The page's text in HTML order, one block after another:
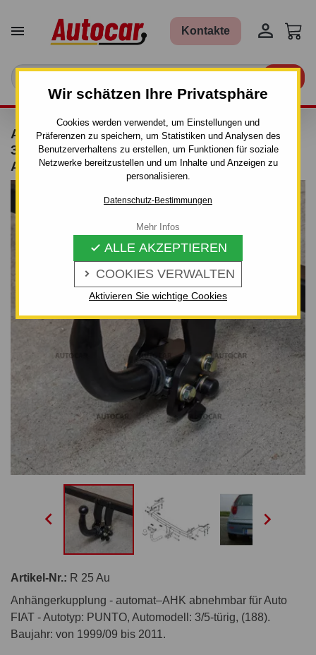
Wir schätzen Ihre Privatsphäre
Cookies werden verwendet, um Einstellungen und
Präferenzen zu speichern, um Statistiken und Analysen des
Benutzerverhaltens zu erstellen, um Funktionen für soziale
Netzwerke bereitzustellen und um Inhalte und Anzeigen zu
personalisieren.
Datenschutz-Bestimmungen
 COOKIES VERWALTEN
 ALLE AKZEPTIEREN
Aktivieren Sie wichtige Cookies
Mehr Infos
 Kontakte 
ANHÄNGERKUPPLUNG FÜR FIAT PUNTO -
3/5-TÜRIG., (188) - AUTOMAT–AHK
ABNEHMBAR - VON 1999/09
 
Artikel-Nr.: R 25 Au
Anhängerkupplung - automat–AHK abnehmbar für Auto
FIAT - Autotyp: PUNTO, Automodell: 3/5-türig, (188).
Baujahr: von 1999/09 bis 2011.